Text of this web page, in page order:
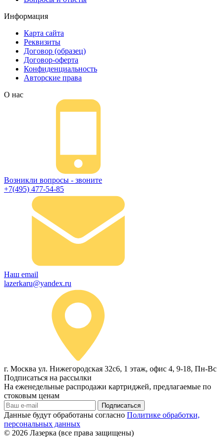
Информация
Карта сайта
Реквизиты
Договор (образец)
Договор-оферта
Конфиденциальность
Авторские права
О нас
Возникли вопросы - звоните
+7(495) 477-54-85
Наш email
lazerkaru@yandex.ru
г. Москва ул. Нижегородская 32с6, 1 этаж, офис 4, 9-18, Пн-Вс
Подписаться на рассылки
На еженедельные распродажи картриджей, предлагаемые по
стоковым ценам
Подписаться
Данные будут обработаны согласно Политике обработки,
персональных данных
© 2026 Лазерка (все права защищены)